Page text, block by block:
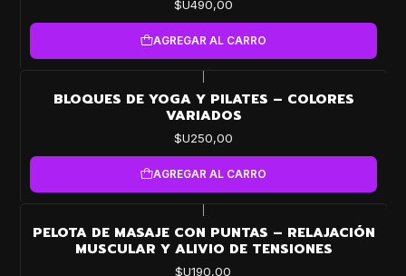
$U490,00
AGREGAR AL CARRO
BLOQUES DE YOGA Y PILATES – COLORES
VARIADOS
$U250,00
AGREGAR AL CARRO
PELOTA DE MASAJE CON PUNTAS – RELAJACIÓN
MUSCULAR Y ALIVIO DE TENSIONES
$U190,00